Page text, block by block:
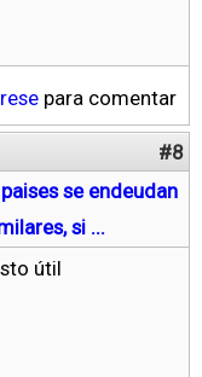
para comentar
#8
se endeudan
si ...
útil